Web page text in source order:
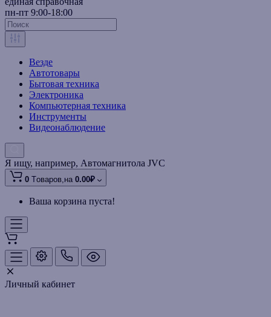
пн-пт 9:00-18:00
Везде
Автотовары
Бытовая техника
Электроника
Компьютерная техника
Инструменты
Видеонаблюдение
Я ищу, например, Автомагнитола JVC
0 Tоваров,на 0.00₽
Ваша корзина пуста!
Личный кабинет